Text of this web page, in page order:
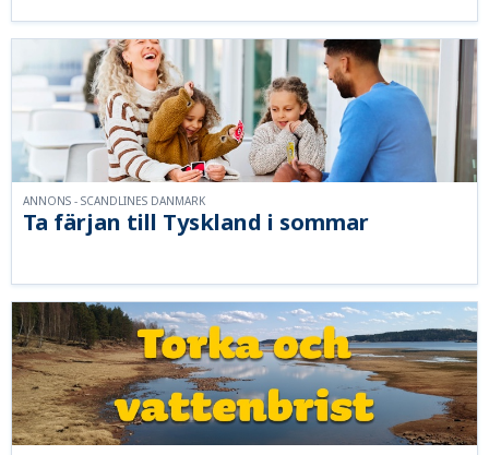
Ta färjan till Tyskland i sommar
ANNONS - SCANDLINES DANMARK